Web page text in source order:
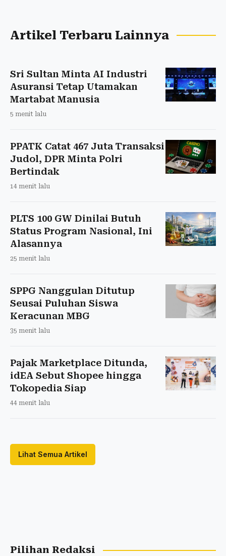
Artikel Terbaru Lainnya
Sri Sultan Minta AI Industri
Asuransi Tetap Utamakan
Martabat Manusia
5 menit lalu
PPATK Catat 467 Juta Transaksi
Judol, DPR Minta Polri
Bertindak
14 menit lalu
PLTS 100 GW Dinilai Butuh
Status Program Nasional, Ini
Alasannya
25 menit lalu
SPPG Nanggulan Ditutup
Seusai Puluhan Siswa
Keracunan MBG
35 menit lalu
Pajak Marketplace Ditunda,
idEA Sebut Shopee hingga
Tokopedia Siap
44 menit lalu
Lihat Semua Artikel
Pilihan Redaksi